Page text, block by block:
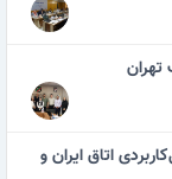
تهران
اتاق ایران و